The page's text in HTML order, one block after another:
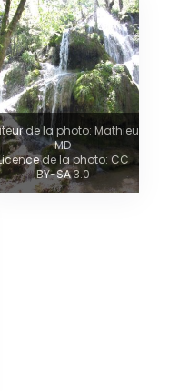
de la photo: Mathieu
MD
de la photo: CC
BY-SA 3.0